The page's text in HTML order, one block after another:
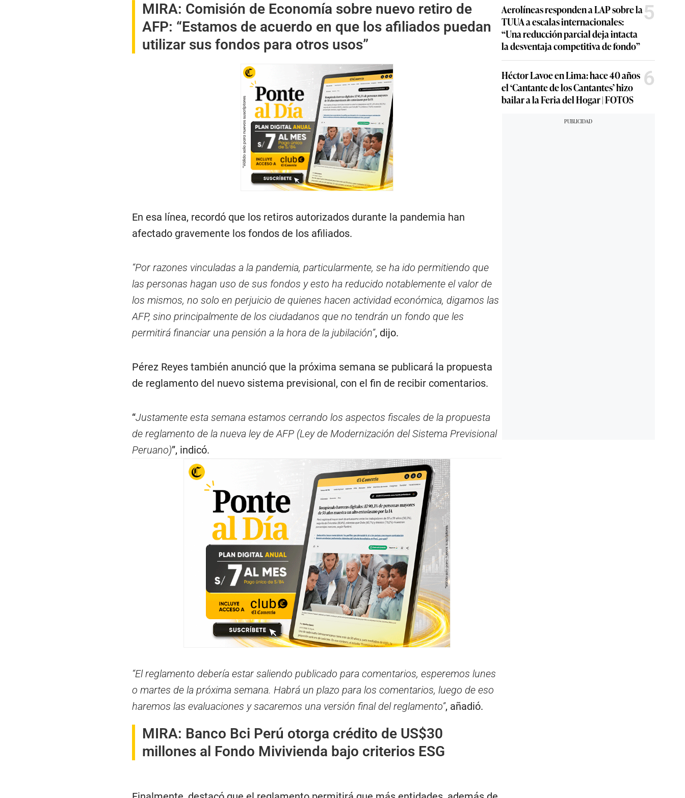
MIRA: Comisión de Economía sobre nuevo retiro de
AFP: “Estamos de acuerdo en que los afiliados puedan
utilizar sus fondos para otros usos”
En esa línea, recordó que los retiros autorizados durante la pandemia han
afectado gravemente los fondos de los afiliados.
“Por razones vinculadas a la pandemia, particularmente, se ha ido permitiendo que
las personas hagan uso de sus fondos y esto ha reducido notablemente el valor de
los mismos, no solo en perjuicio de quienes hacen actividad económica, digamos las
AFP, sino principalmente de los ciudadanos que no tendrán un fondo que les
permitirá financiar una pensión a la hora de la jubilación”, dijo.
Pérez Reyes también anunció que la próxima semana se publicará la propuesta
de reglamento del nuevo sistema previsional, con el fin de recibir comentarios.
“Justamente esta semana estamos cerrando los aspectos fiscales de la propuesta
de reglamento de la nueva ley de AFP (Ley de Modernización del Sistema Previsional
Peruano)”, indicó.
“El reglamento debería estar saliendo publicado para comentarios, esperemos lunes
o martes de la próxima semana. Habrá un plazo para los comentarios, luego de eso
haremos las evaluaciones y sacaremos una versión final del reglamento”, añadió.
MIRA: Banco Bci Perú otorga crédito de US$30
millones al Fondo Mivivienda bajo criterios ESG
Aerolíneas responden a LAP sobre la
TUUA a escalas internacionales:
“Una reducción parcial deja intacta
la desventaja competitiva de fondo”
5
Héctor Lavoe en Lima: hace 40 años
el ‘Cantante de los Cantantes’ hizo
bailar a la Feria del Hogar | FOTOS
6